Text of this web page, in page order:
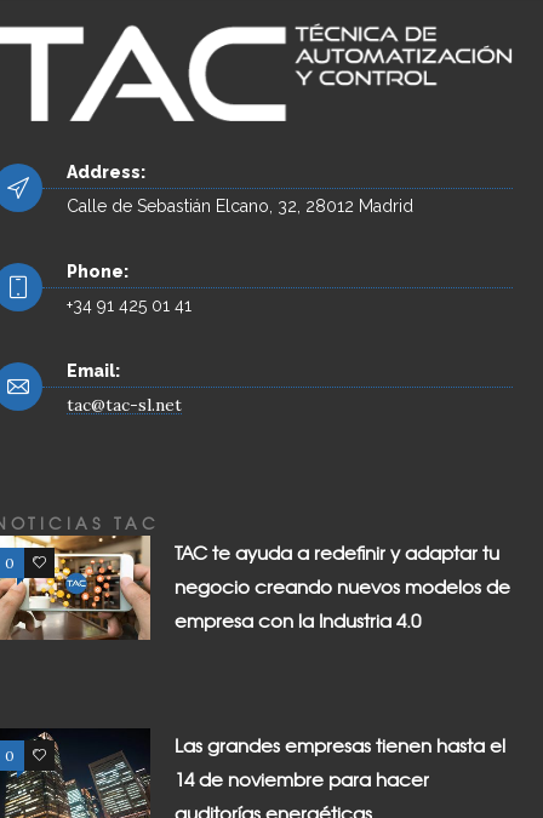
Address:
Calle de Sebastián Elcano, 32, 28012 Madrid
Phone:
+34 91 425 01 41
Email:
tac@tac-sl.net
TAC
0 0
TAC te ayuda a redefinir y adaptar tu
negocio creando nuevos modelos de
empresa con la Industria 4.0
0 0
Las grandes empresas tienen hasta el
14 de noviembre para hacer